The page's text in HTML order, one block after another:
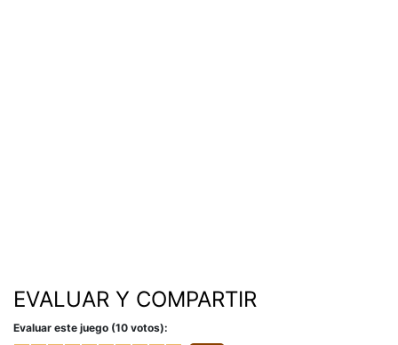
EVALUAR Y COMPARTIR
Evaluar este juego (10 votos):